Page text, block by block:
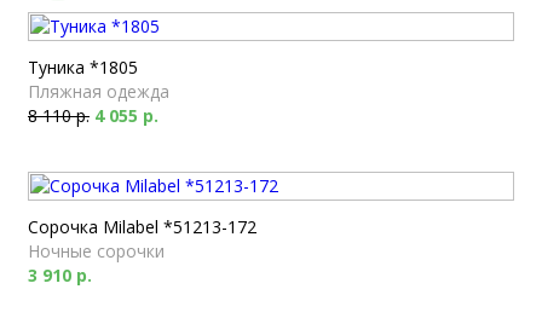
Туника *1805
Пляжная одежда
8 110 р. 4 055 р.
Сорочка Milabel *51213-172
Ночные сорочки
3 910 р.